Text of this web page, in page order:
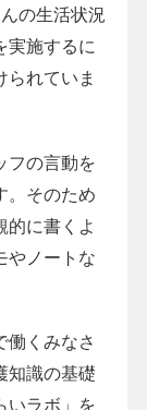
の生活状況
実施するに
られていま
フの言動を
。そのため
的に書くよ
やノートな
働くみなさ
知識の基礎
いラボ」を